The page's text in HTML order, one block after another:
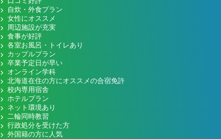
自炊・外食プラン
女性にオススメ
周辺施設が充実
食事が好評
各室お風呂・トイレあり
カップルプラン
卒業予定日が早い
オンライン学科
北海道在住の方にオススメの合宿免許
校内専用宿舎
ホテルプラン
ネット環境あり
二輪同時教習
行政処分を受けた方
外国籍の方に人気